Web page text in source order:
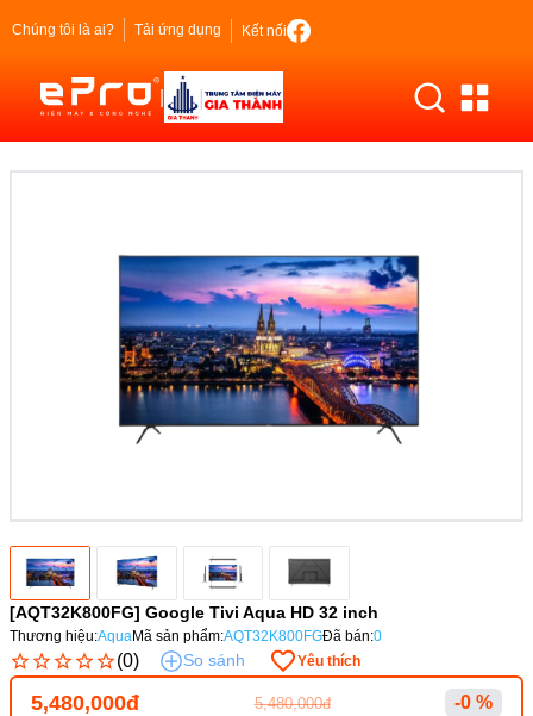
Chúng tôi là ai? Tải ứng dụng Kết nối
[AQT32K800FG] Google Tivi Aqua HD 32 inch
Thương hiệu:AquaMã sản phẩm:AQT32K800FGĐã bán:0
(0) So sánh Yêu thích
5,480,000đ 5,480,000đ -0 %